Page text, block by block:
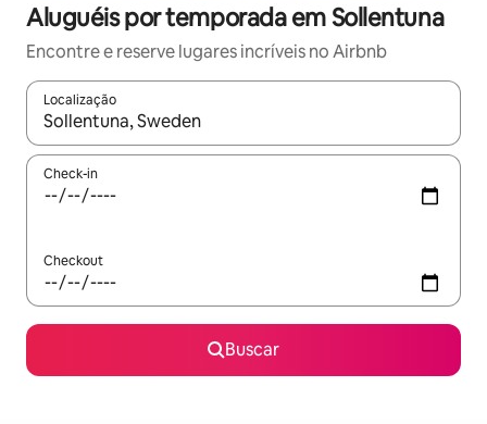
Aluguéis por temporada em Sollentuna
Encontre e reserve lugares incríveis no Airbnb
Localização
Quando os resultados estiverem disponíveis, explore-os
Check-in
Checkout
Buscar